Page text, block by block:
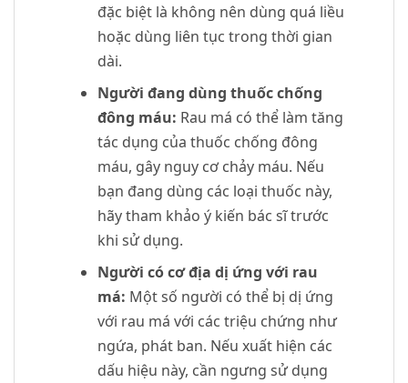
đặc biệt là không nên dùng quá liều
hoặc dùng liên tục trong thời gian
dài.
Người đang dùng thuốc chống
đông máu: Rau má có thể làm tăng
tác dụng của thuốc chống đông
máu, gây nguy cơ chảy máu. Nếu
bạn đang dùng các loại thuốc này,
hãy tham khảo ý kiến bác sĩ trước
khi sử dụng.
Người có cơ địa dị ứng với rau
má: Một số người có thể bị dị ứng
với rau má với các triệu chứng như
ngứa, phát ban. Nếu xuất hiện các
dấu hiệu này, cần ngưng sử dụng